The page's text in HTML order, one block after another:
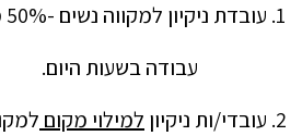
עובדת ניקיון למקווה נשים -50% משרה.
עבודה בשעות היום.
עובדי/ות ניקיון למילוי מקום